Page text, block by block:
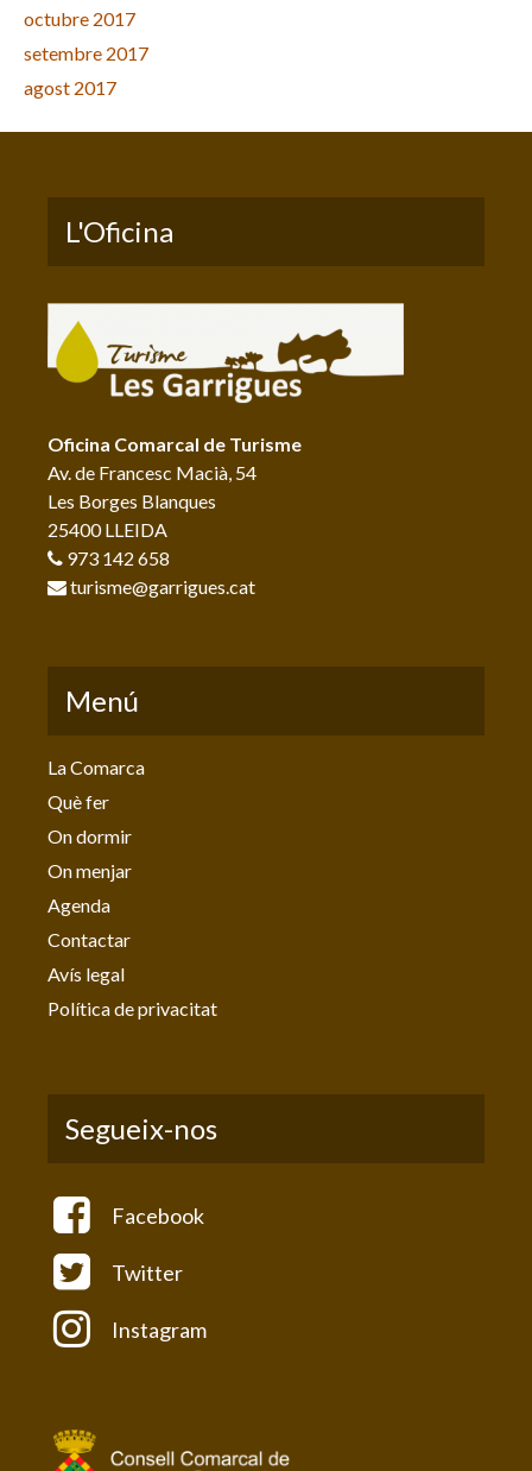
octubre 2017
setembre 2017
agost 2017
L'Oficina
Oficina Comarcal de Turisme
Av. de Francesc Macià, 54
Les Borges Blanques
25400 LLEIDA
973 142 658
turisme@garrigues.cat
Menú
La Comarca
Què fer
On dormir
On menjar
Agenda
Contactar
Avís legal
Política de privacitat
Segueix-nos
Facebook
Twitter
Instagram